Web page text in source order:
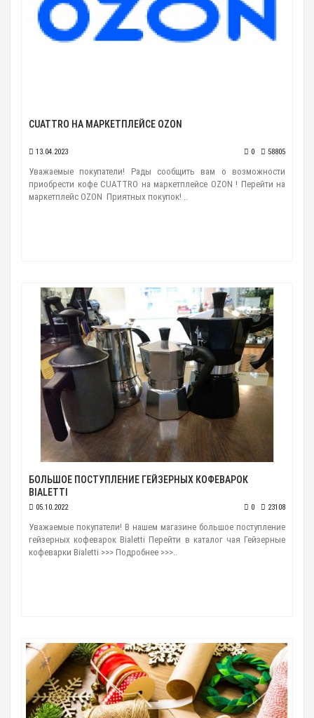
CUATTRO НА МАРКЕТПЛЕЙСЕ OZON
13.04.2023 0 58805
Уважаемые покупатели! Рады сообщить вам о возможности
приобрести кофе CUATTRO на маркетплейсе OZON ! Перейти на
маркетплейс OZON Приятных покупок! ..
БОЛЬШОЕ ПОСТУПЛЕНИЕ ГЕЙЗЕРНЫХ КОФЕВАРОК
BIALETTI
05.10.2022 0 23108
Уважаемые покупатели! В нашем магазине большое поступление
гейзерных кофеварок Bialetti Перейти в каталог чая Гейзерные
кофеварки Bialetti >>> Подробнее >>>..